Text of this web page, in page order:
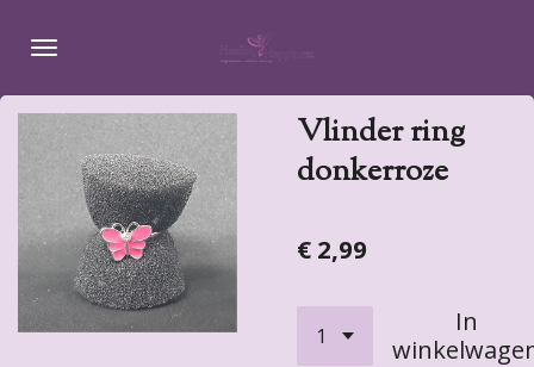
direct
de
hoofdinhoud
Vlinder ring
donkerroze
€ 2,99
In